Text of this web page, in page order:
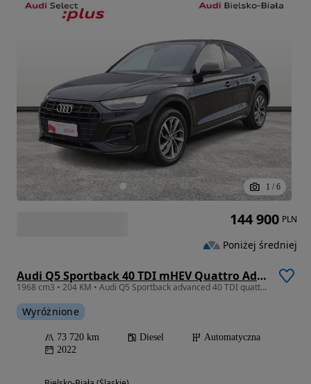
1 / 6
Audi Q5 Sportback 40 TDI mHEV Quattro Advanced S tronic
1968 cm3 • 204 KM • Audi Q5 Sportback advanced 40 TDI quattro 204KM S tronic
Wyróżnione
73 720 km Diesel
Automatyczna
2022
144 900 PLN
Poniżej średniej